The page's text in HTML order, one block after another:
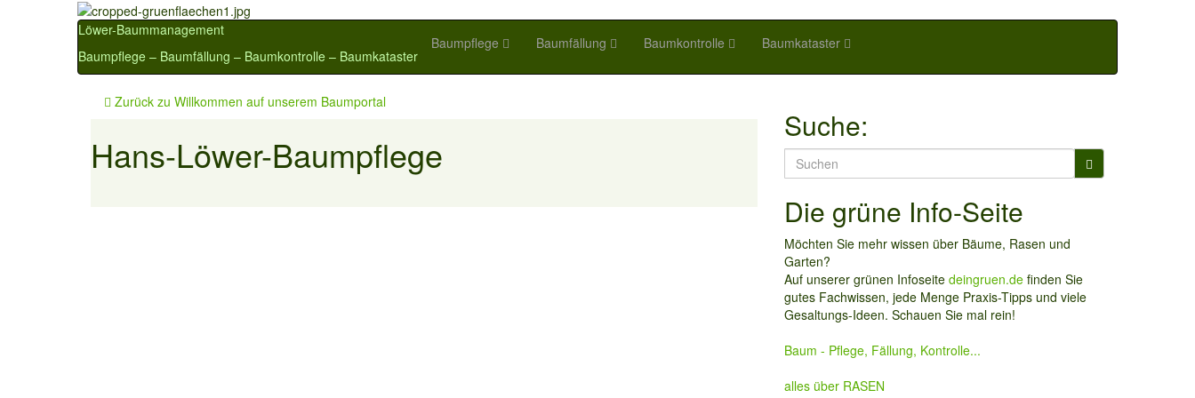
Löwer-Baummanagement
Baumpflege – Baumfällung – Baumkontrolle – Baumkataster
Baumpflege Baumfällung Baumkontrolle Baumkataster
Zurück zu Willkommen auf unserem Baumportal
Hans-Löwer-Baumpflege
Suche:
Search
for:
Die grüne Info-Seite
Möchten Sie mehr wissen über Bäume, Rasen und
Garten?
Auf unserer grünen Infoseite deingruen.de finden Sie
gutes Fachwissen, jede Menge Praxis-Tipps und viele
Gesaltungs-Ideen. Schauen Sie mal rein!
Baum - Pflege, Fällung, Kontrolle...
alles über RASEN